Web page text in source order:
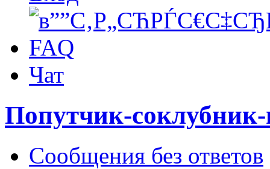
FAQ
Чат
Попутчик-
Сообщения без ответов